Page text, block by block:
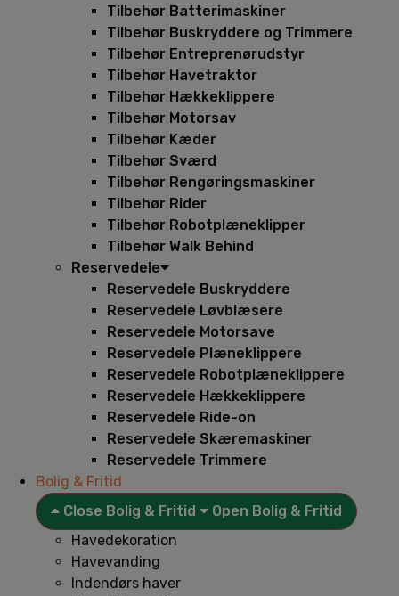
Tilbehør Batterimaskiner
Tilbehør Buskryddere og Trimmere
Tilbehør Entreprenørudstyr
Tilbehør Havetraktor
Tilbehør Hækkeklippere
Tilbehør Motorsav
Tilbehør Kæder
Tilbehør Sværd
Tilbehør Rengøringsmaskiner
Tilbehør Rider
Tilbehør Robotplæneklipper
Tilbehør Walk Behind
Reservedele
Reservedele Buskryddere
Reservedele Løvblæsere
Reservedele Motorsave
Reservedele Plæneklippere
Reservedele Robotplæneklippere
Reservedele Hækkeklippere
Reservedele Ride-on
Reservedele Skæremaskiner
Reservedele Trimmere
Bolig & Fritid
Close Bolig & Fritid
Open Bolig & Fritid
Havedekoration
Havevanding
Indendørs haver